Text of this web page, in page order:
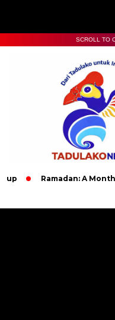
SCROLL TO
Ramadan: A Month of